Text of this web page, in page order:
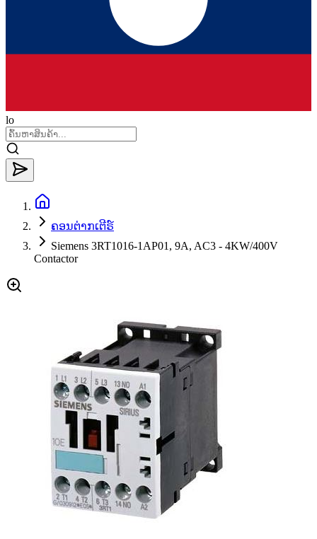
lo
ຄອນຕ່າກເຕີຣ໌
Siemens 3RT1016-1AP01, 9A, AC3 - 4KW/400V
Contactor